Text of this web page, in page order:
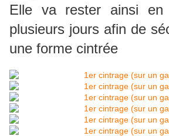
Elle va rester ainsi en
plusieurs jours afin de
une forme cintrée